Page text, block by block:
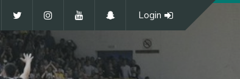
Login